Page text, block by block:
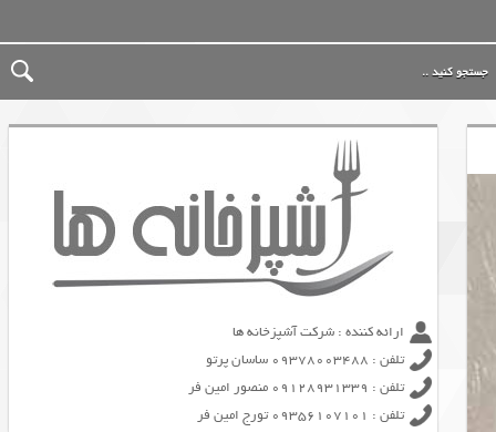
ارائه کننده : شرکت آشپزخانه ها
تلفن : 09378003488 ساسان پرتو
تلفن : 09128931339 منصور امین فر
تلفن : 09356107101 تورج امین فر